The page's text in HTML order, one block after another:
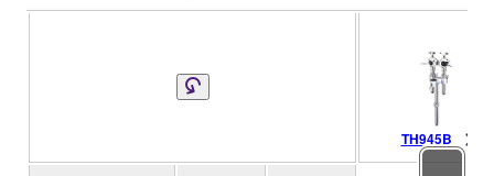
TH945B